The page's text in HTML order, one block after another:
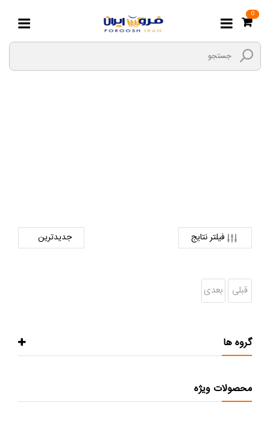
0
فیلتر نتایج
قبلی بعدی
گروه ها
محصولات ویژه